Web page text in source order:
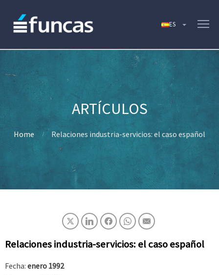
Home Relaciones industria-servicios: el caso español
Relaciones industria-servicios: el caso español
Fecha: enero 1992